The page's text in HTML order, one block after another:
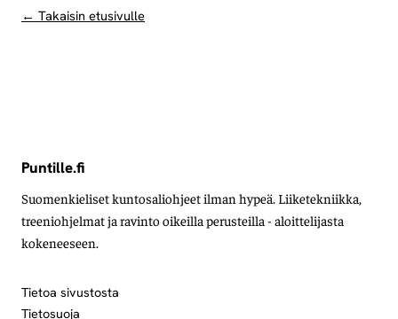
← Takaisin etusivulle
Puntille.fi
Suomenkieliset kuntosaliohjeet ilman hypeä. Liiketekniikka,
treeniohjelmat ja ravinto oikeilla perusteilla - aloittelijasta
kokeneeseen.
Tietoa sivustosta
Tietosuoja